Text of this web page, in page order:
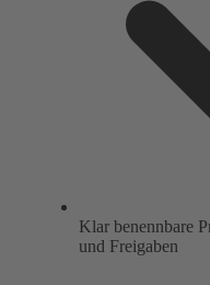
Klar benennbare
und Freigaben